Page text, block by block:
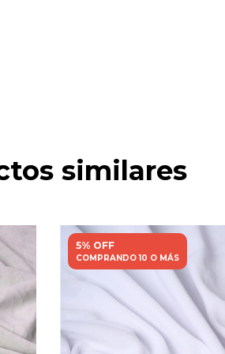
similares
5% OFF
COMPRANDO 10 O MÁS